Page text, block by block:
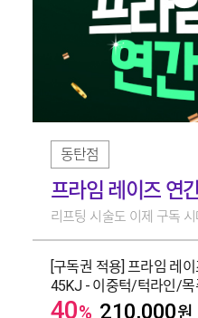
동탄점
프라임 레이즈 연
리프팅 시술도 이제 구독
[구독권 적용] 프라임 레
45KJ - 이중턱/턱라인/목
40% 210,000원